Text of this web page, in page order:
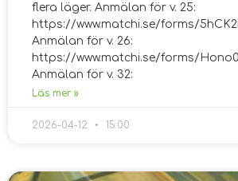
flera läger. Anmälan för v. 25:
https://www.matchi.se/forms/
Anmälan för v. 26:
https://www.matchi.se/forms/
Anmälan för v. 32:
Läs mer »
2026-04-12 15:00